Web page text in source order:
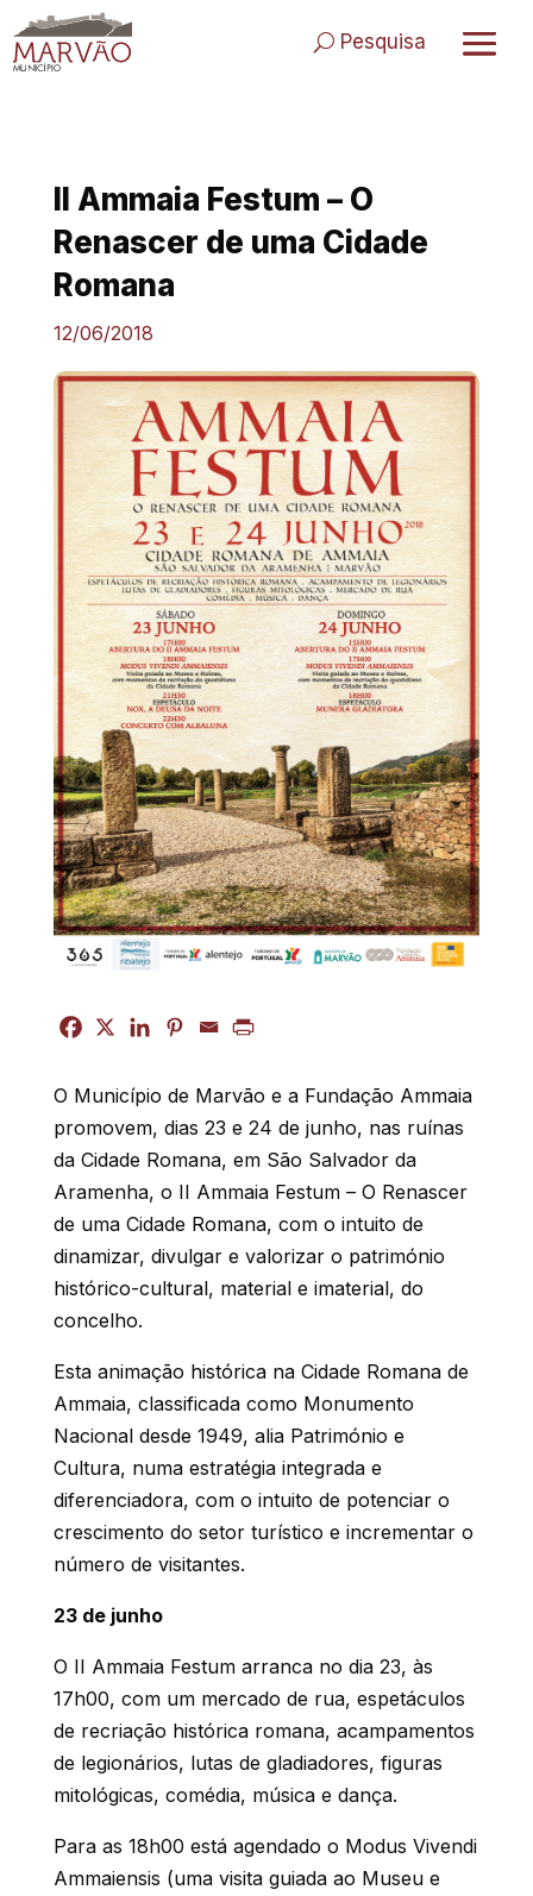
to
content
Pesquisa
II Ammaia Festum – O
Renascer de uma Cidade
Romana
12/06/2018
O Município de Marvão e a Fundação Ammaia
promovem, dias 23 e 24 de junho, nas ruínas
da Cidade Romana, em São Salvador da
Aramenha, o II Ammaia Festum – O Renascer
de uma Cidade Romana, com o intuito de
dinamizar, divulgar e valorizar o património
histórico-cultural, material e imaterial, do
concelho.
Esta animação histórica na Cidade Romana de
Ammaia, classificada como Monumento
Nacional desde 1949, alia Património e
Cultura, numa estratégia integrada e
diferenciadora, com o intuito de potenciar o
crescimento do setor turístico e incrementar o
número de visitantes.
23 de junho
O II Ammaia Festum arranca no dia 23, às
17h00, com um mercado de rua, espetáculos
de recriação histórica romana, acampamentos
de legionários, lutas de gladiadores, figuras
mitológicas, comédia, música e dança.
Para as 18h00 está agendado o Modus Vivendi
Ammaiensis (uma visita guiada ao Museu e